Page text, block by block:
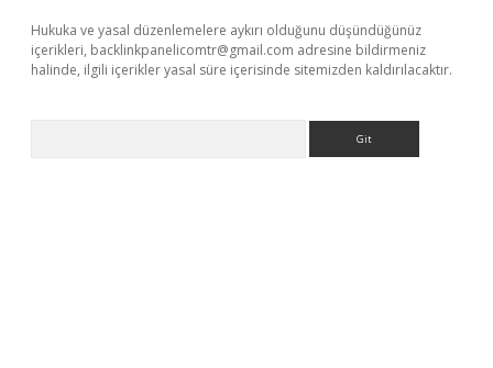
Hukuka ve yasal düzenlemelere aykırı olduğunu düşündüğünüz
içerikleri, backlinkpanelicomtr@gmail.com adresine bildirmeniz
halinde, ilgili içerikler yasal süre içerisinde sitemizden kaldırılacaktır.